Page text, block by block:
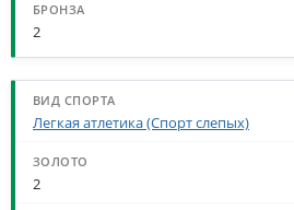
2
Легкая атлетика (Спорт слепых)
2